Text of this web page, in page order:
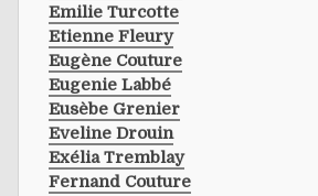
Emilie Turcotte
Etienne Fleury
Eugène Couture
Eugenie Labbé
Eusèbe Grenier
Eveline Drouin
Exélia Tremblay
Fernand Couture